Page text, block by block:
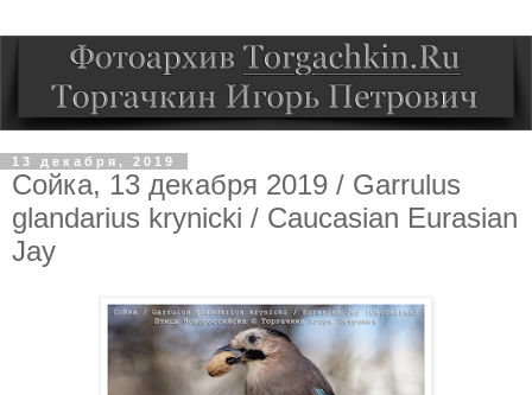
13 декабря, 2019
Сойка, 13 декабря 2019 / Garrulus
glandarius krynicki / Caucasian Eurasian
Jay